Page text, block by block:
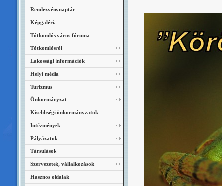
Rendezvénynaptár
Képgaléria
Tótkomlós város fóruma
Tótkomlósról
Lakossági információk
Helyi média
Turizmus
Önkormányzat
Kisebbségi önkormányzatok
Intézmények
Pályázatok
Társulások
Szervezetek, vállalkozások
Hasznos oldalak